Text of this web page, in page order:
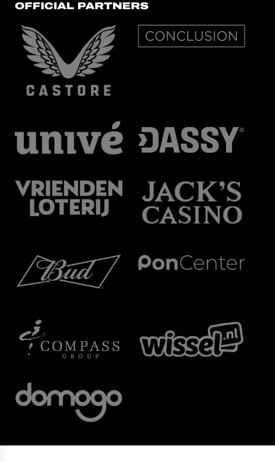
OFFICIAL PARTNERS